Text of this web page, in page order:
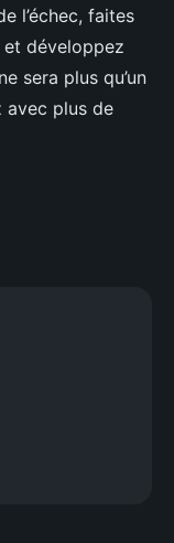
l’échec, faites
développez
sera plus qu’un
avec plus de